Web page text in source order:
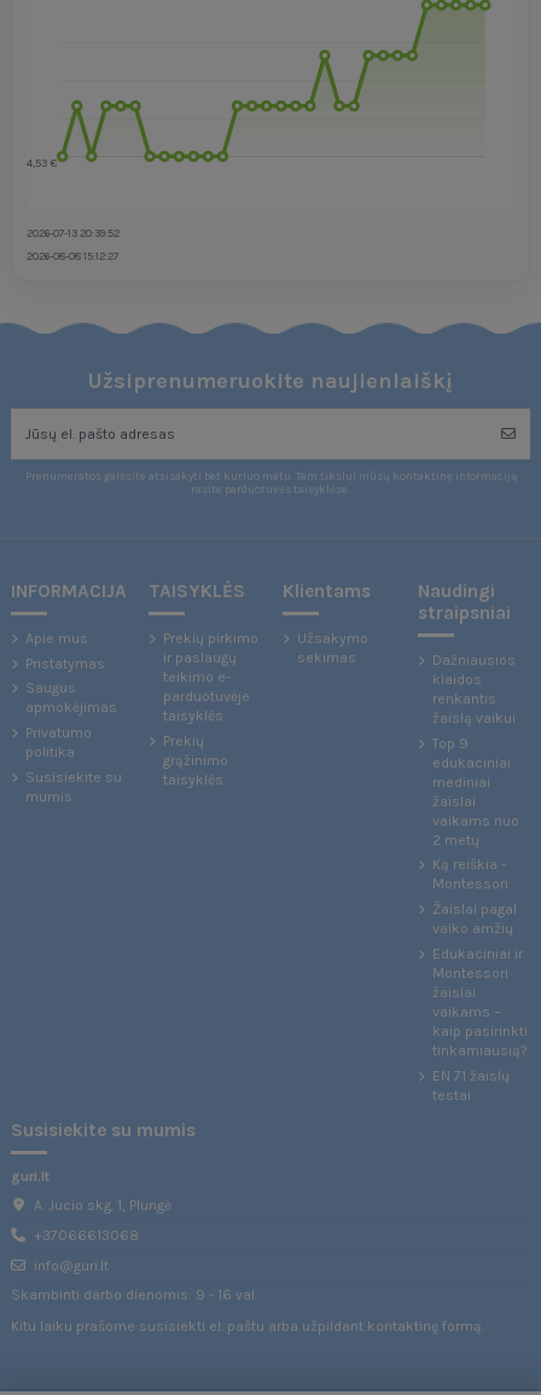
4,53 €
2026-07-13 20:39:52
2026-08-08 15:12:27
Užsiprenumeruokite naujienlaiškį
Prenumeratos galėsite atsisakyti bet kuriuo metu. Tam tikslui mūsų kontaktinę informaciją
rasite parduotuvės taisyklėse.
INFORMACIJA
Apie mus
Pristatymas
Saugus
apmokėjimas
Privatumo
politika
Susisiekite su
mumis
TAISYKLĖS
Prekių pirkimo
ir paslaugų
teikimo e-
parduotuvėje
taisyklės
Prekių
grąžinimo
taisyklės
Klientams
Užsakymo
sekimas
Naudingi
straipsniai
Dažniausios
klaidos
renkantis
žaislą vaikui
Top 9
edukaciniai
mediniai
žaislai
vaikams nuo
2 metų
Ką reiškia -
Montessori
Žaislai pagal
vaiko amžių
Edukaciniai ir
Montessori
žaislai
vaikams –
kaip pasirinkti
tinkamiausią?
EN 71 žaislų
testai
Susisiekite su mumis
guri.lt
A. Jucio skg. 1, Plungė
+37066613068
info@guri.lt
Skambinti darbo dienomis: 9 - 16 val.
Kitu laiku prašome susisiekti el. paštu arba užpildant kontaktinę formą.